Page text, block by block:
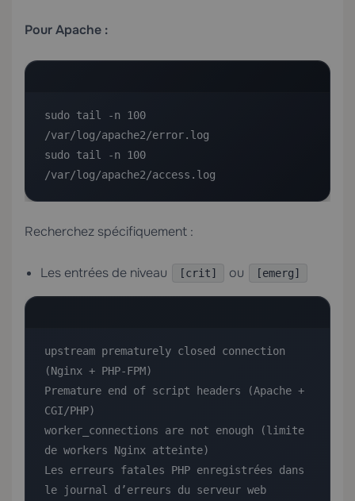
Pour Apache :
sudo tail -n 100
/var/log/apache2/error.log
sudo tail -n 100
/var/log/apache2/access.log
Recherchez spécifiquement :
Les entrées de niveau [crit] ou [emerg]
upstream prematurely closed connection
(Nginx + PHP-FPM)
Premature end of script headers (Apache +
CGI/PHP)
worker_connections are not enough (limite
de workers Nginx atteinte)
Les erreurs fatales PHP enregistrées dans
le journal d’erreurs du serveur web